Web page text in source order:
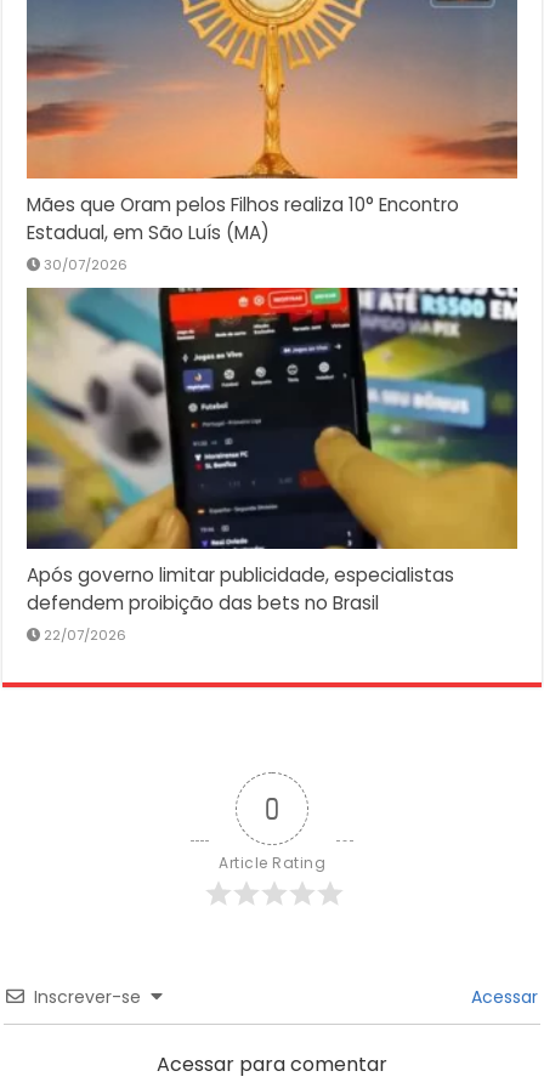
Mães que Oram pelos Filhos realiza 10° Encontro
Estadual, em São Luís (MA)
30/07/2026
Após governo limitar publicidade, especialistas
defendem proibição das bets no Brasil
22/07/2026
0
Article Rating
Inscrever-se Acessar
Acessar para comentar